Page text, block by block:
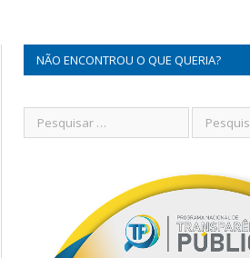
NÃO ENCONTROU O QUE QUERIA?